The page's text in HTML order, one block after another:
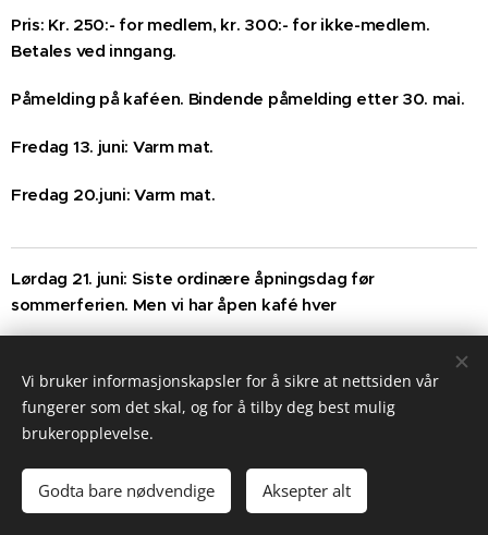
Pris: Kr. 250:- for medlem, kr. 300:- for ikke-medlem.
Betales ved inngang.
Påmelding på kaféen. Bindende påmelding etter 30. mai.
Fredag 13. juni: Varm mat.
Fredag 20.juni: Varm mat.
Lørdag 21. juni: Siste ordinære åpningsdag før
sommerferien. Men vi har åpen kafé hver
fredag hele sommeren med varm mat og loddsalg fram til
åpning 9.august. Trekning hver
14. dag, første gang 28. juni.
tidlig fordi det senere kan være vanskelig å sikre oss
Vi bruker informasjonskapsler for å sikre at nettsiden vår
fungerer som det skal, og for å tilby deg best mulig
brukeropplevelse.
Godta bare nødvendige Aksepter alt